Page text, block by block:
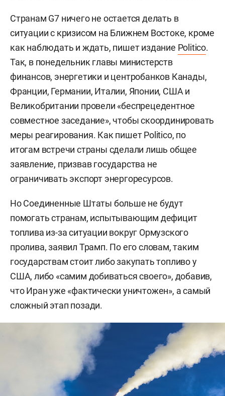
Странам G7 ничего не остается делать в
ситуации с кризисом на Ближнем Востоке, кроме
как наблюдать и ждать, пишет издание Politico.
Так, в понедельник главы министерств
финансов, энергетики и центробанков Канады,
Франции, Германии, Италии, Японии, США и
Великобритании провели «беспрецедентное
совместное заседание», чтобы скоординировать
меры реагирования. Как пишет Politico, по
итогам встречи страны сделали лишь общее
заявление, призвав государства не
ограничивать экспорт энергоресурсов.
Но Соединенные Штаты больше не будут
помогать странам, испытывающим дефицит
топлива из-за ситуации вокруг Ормузского
пролива, заявил Трамп. По его словам, таким
государствам стоит либо закупать топливо у
США, либо «самим добиваться своего», добавив,
что Иран уже «фактически уничтожен», а самый
сложный этап позади.